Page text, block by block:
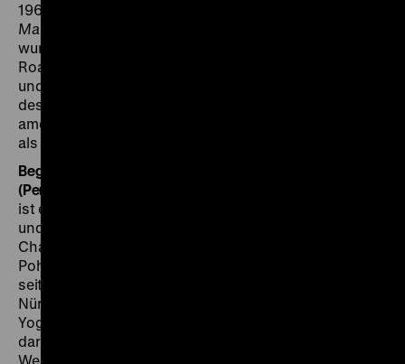
1965), die schon einige Jahre im Filmgeschäft war, mit
Mantrap
wurde sie mit
Roaring Twenties. Ungeheuer dynamisch, sportlich
und witzig verkörpert sie perfekt das neue Frauenbild
des Jazz-Zeitalters, der ersten Ära in der
amerikanischen Geschichte, die weibliche Sexualität
als etwas ganz Eigenständiges feierte. (fl)
Begleitet von Hildegard Pohl (Flügel)
(Percussion).
ist eine Grenzgängerin zwischen klassischer Musik
und swingendem Jazz. Sie tritt u.a. als Klaviersolistin,
Chanson-Sängerin und Bandleaderin des „Hildegard
Pohl Trios“ auf. Im Duo mit Yogo Pausch begleitet sie
seit vielen Jahren auch Stummfilme, u.a. bei den
Nürnberger Stummfilmmusiktagen. Der Schlagzeuger
Yogo Pausch hat in zahlreichen Bands gespielt,
darunter Big-Bands, Bluesbands und
Weltmusikgruppen. Daneben ist er aktiv im Bereich